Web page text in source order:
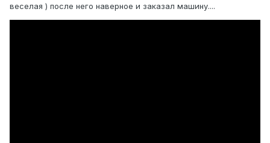
веселая ) после него наверное и заказал машину....